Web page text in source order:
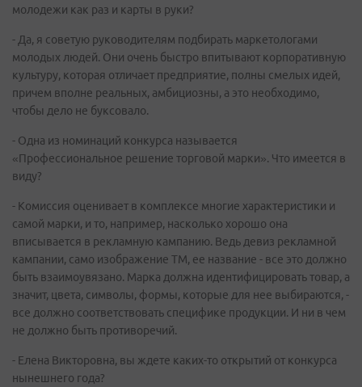
молодежи как раз и карты в руки?
- Да, я советую руководителям подбирать маркетологами
молодых людей. Они очень быстро впитывают корпоративную
культуру, которая отличает предприятие, полны смелых идей,
причем вполне реальных, амбициозны, а это необходимо,
чтобы дело не буксовало.
- Одна из номинаций конкурса называется
«Профессиональное решение торговой марки». Что имеется в
виду?
- Комиссия оценивает в комплексе многие характеристики и
самой марки, и то, например, насколько хорошо она
вписывается в рекламную кампанию. Ведь девиз рекламной
кампании, само изображение ТМ, ее название - все это должно
быть взаимоувязано. Марка должна идентифицировать товар, а
значит, цвета, символы, формы, которые для нее выбираются, -
все должно соответствовать специфике продукции. И ни в чем
не должно быть противоречий.
- Елена Викторовна, вы ждете каких-то открытий от конкурса
нынешнего года?